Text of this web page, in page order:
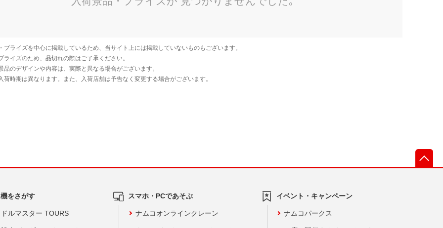
をさがす
ルマスター TOURS
スマホ・PCであそぶ
ナムコオンラインクレーン
イベント・キャンペーン
ナムコパークス